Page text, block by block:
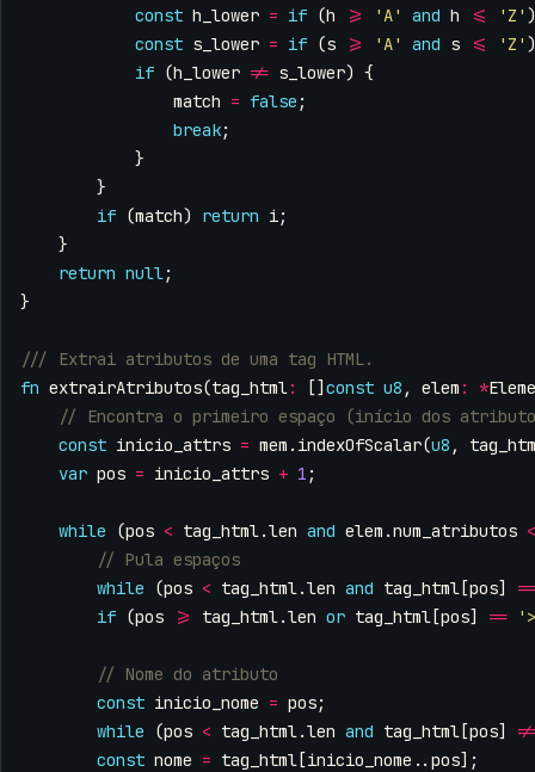
const h_lower = if (h >= 'A' and h <= 'Z' )
const s_lower = if (s >= 'A' and s <= 'Z' )
if (h_lower != s_lower) {
match = false ;
break;
}
}
if (match) return i;
}
return null;
}
fn extrairAtributos(tag_html: [] const u8 , elem : *
const inicio_attrs = mem . indexOfScalar(u8 ,
var pos = inicio_attrs + 1 ;
while (pos < tag_html.len and elem .num_atributos <
while
(pos < tag_html.len and tag_html [pos]
==
if (pos >= tag_html.len or tag_html [pos] ==
const inicio_nome = pos;
while
(pos < tag_html.len and tag_html [pos]
!=
const nome = tag_html [inicio_nome .. pos];